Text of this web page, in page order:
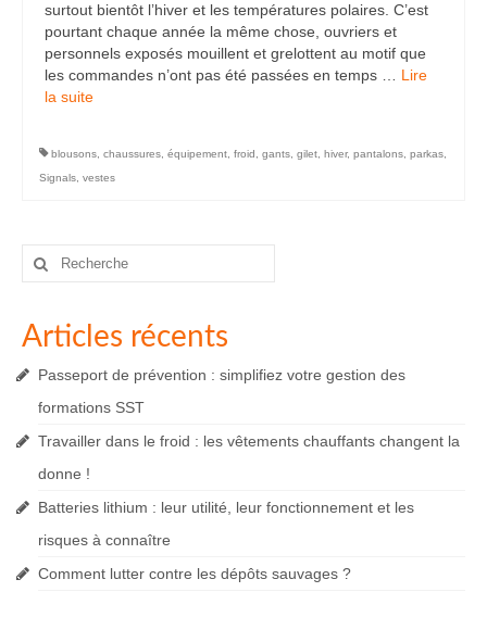
surtout bientôt l’hiver et les températures polaires. C’est
pourtant chaque année la même chose, ouvriers et
personnels exposés mouillent et grelottent au motif que
les commandes n’ont pas été passées en temps … Lire
la suite­­
blousons chaussures équipement froid gants gilet hiver, pantalons parkas
Signals vestes
Rechercher
Articles récents
Passeport de prévention : simplifiez votre gestion des
formations SST
Travailler dans le froid : les vêtements chauffants changent la
donne !
Batteries lithium : leur utilité, leur fonctionnement et les
risques à connaître
Comment lutter contre les dépôts sauvages ?